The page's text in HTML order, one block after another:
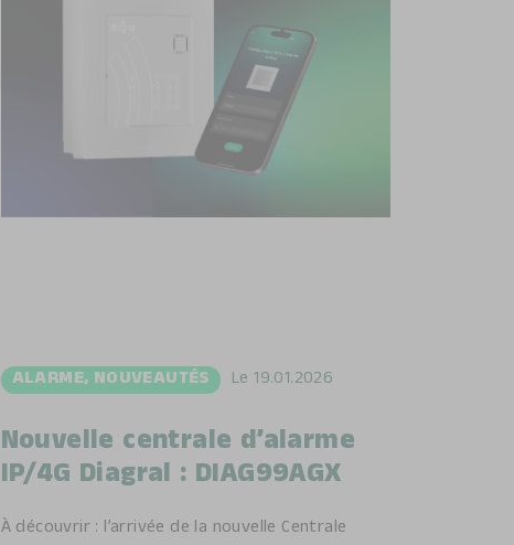
ALARME, NOUVEAUTÉS Le 19.01.2026
Nouvelle centrale d’alarme
IP/4G Diagral : DIAG99AGX
À découvrir : l’arrivée de la nouvelle Centrale